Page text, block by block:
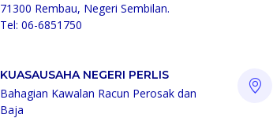
71300 Rembau, Negeri Sembilan.
Tel: 06-6851750
KUASAUSAHA NEGERI PERLIS
Bahagian Kawalan Racun Perosak dan
Baja